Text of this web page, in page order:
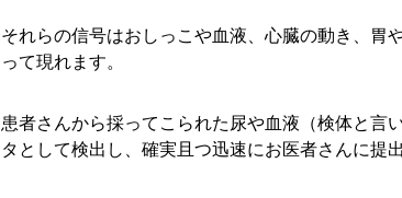
それらの信号はおしっこや血液、心臓の動き、胃
って現れます。
患者さんから採ってこられた尿や血液（検体と言
タとして検出し、確実且つ迅速にお医者さんに提